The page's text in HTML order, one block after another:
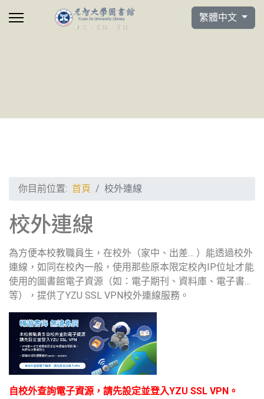
選擇你的語言
繁體中文
你目前位置: 首頁 校外連線
校外連線
為方便本校教職員生，在校外（家中、出差… ）能透過校外
連線，如同在校內一般，使用那些原本限定校內IP位址才能
使用的圖書館電子資源（如：電子期刊、資料庫、電子書…
等），提供了YZU SSL VPN校外連線服務。
自校外查詢電子資源，請先設定並登入YZU SSL VPN。